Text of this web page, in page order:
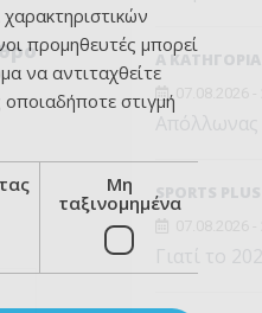
Α ΚΑΤΗΓΟΡΙΑ
07.08.2026 -
SPORTS PLUS
07.08.2026 -
Γιατί το
προμηθευτές μπορεί
να αντιταχθείτε
στιγμή
Μη
ταξινομημένα